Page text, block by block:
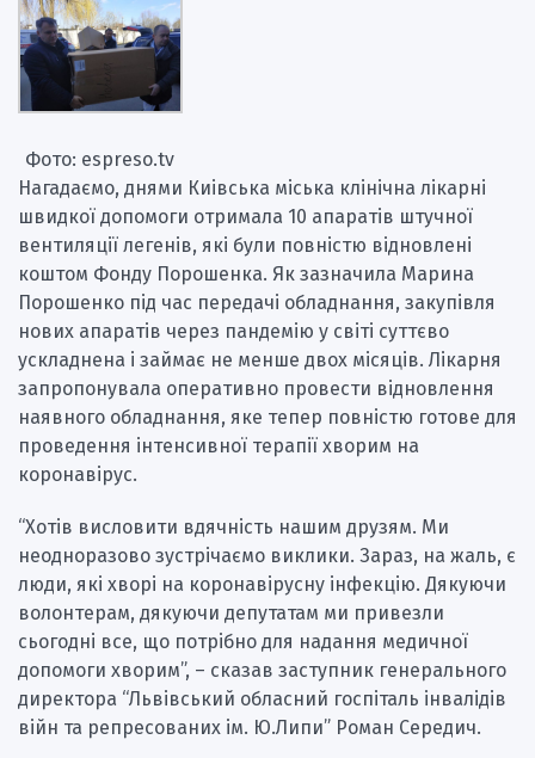
Фото: espreso.tv
Нагадаємо, днями Киівська міська клінічна лікарні
швидкої допомоги отримала 10 апаратів штучної
вентиляції легенів, які були повністю відновлені
коштом Фонду Порошенка. Як зазначила Марина
Порошенко під час передачі обладнання, закупівля
нових апаратів через пандемію у світі суттєво
ускладнена і займає не менше двох місяців. Лікарня
запропонувала оперативно провести відновлення
наявного обладнання, яке тепер повністю готове для
проведення інтенсивної терапії хворим на
коронавірус.
“Хотів висловити вдячність нашим друзям. Ми
неодноразово зустрічаємо виклики. Зараз, на жаль, є
люди, які хворі на коронавірусну інфекцію. Дякуючи
волонтерам, дякуючи депутатам ми привезли
сьогодні все, що потрібно для надання медичної
допомоги хворим”, – сказав заступник генерального
директора “Львівський обласний госпіталь інвалідів
війн та репресованих ім. Ю.Липи” Роман Середич.